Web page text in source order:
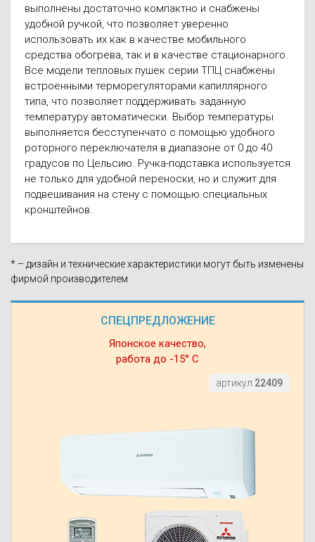
СПЕЦПРЕДЛОЖЕНИЕ
Японское качество,
работа до -15° С
артикул 22409
выполнены достаточно компактно и снабжены
удобной ручкой, что позволяет уверенно
использовать их как в качестве мобильного
средства обогрева, так и в качестве стационарного.
Все модели тепловых пушек серии ТПЦ снабжены
встроенными терморегуляторами капиллярного
типа, что позволяет поддерживать заданную
температуру автоматически. Выбор температуры
выполняется бесступенчато с помощью удобного
роторного переключателя в диапазоне от 0 до 40
градусов по Цельсию. Ручка-подставка используется
не только для удобной переноски, но и служит для
подвешивания на стену с помощью специальных
кронштейнов.
* – дизайн и технические характеристики могут быть изменены
фирмой производителем